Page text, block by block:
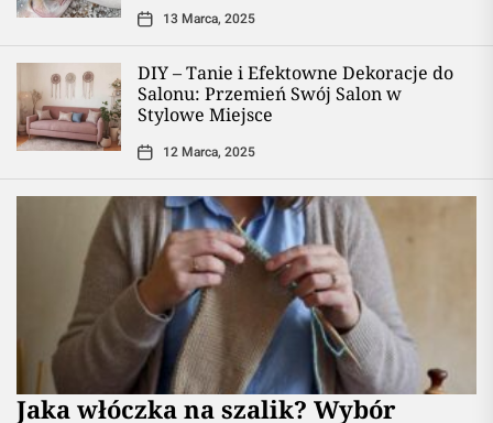
13 Marca, 2025
DIY – Tanie i Efektowne Dekoracje do
Salonu: Przemień Swój Salon w
Stylowe Miejsce
12 Marca, 2025
Jaka włóczka na szalik? Wybór